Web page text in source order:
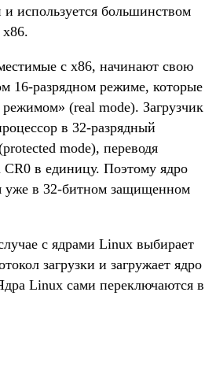
используется большинством
x86.
с x86, начинают свою
16-разрядном режиме, которые
(real mode). Загрузчик
в 32-разрядный
mode), переводя
в единицу. Поэтому ядро
уже в 32-битном защищенном
с ядрами Linux выбирает
загрузки и загружает ядро
Linux сами переключаются в